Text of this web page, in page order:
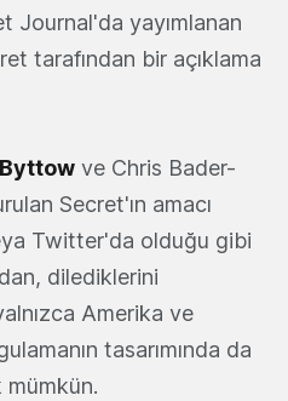
Journal'da yayımlanan
tarafından bir açıklama
ve Chris Bader-
Secret'ın amacı
Twitter'da olduğu gibi
dilediklerini
Amerika ve
tasarımında da
mümkün.